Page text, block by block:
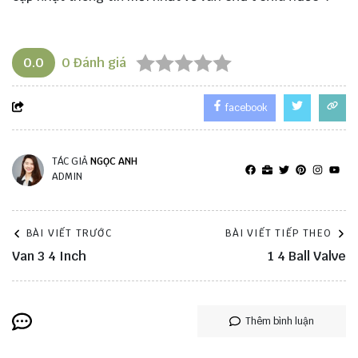
0.0 0 Đánh giá
facebook
TÁC GIẢNGỌC ANH
ADMIN
BÀI VIẾT TRƯỚC
Van 3 4 Inch
BÀI VIẾT TIẾP THEO
1 4 Ball Valve
Thêm bình luận